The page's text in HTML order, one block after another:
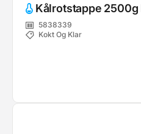
Kålrotstappe 2500g
5838339
Kokt Og Klar